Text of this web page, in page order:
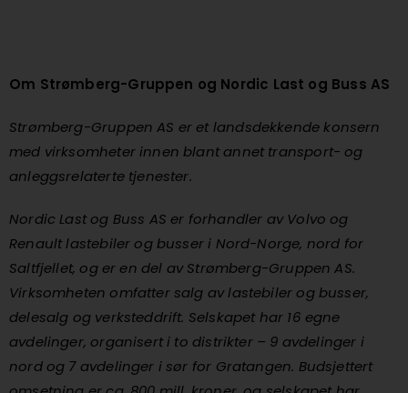
Om Strømberg-Gruppen og Nordic Last og Buss AS
Strømberg-Gruppen AS er et landsdekkende konsern
med virksomheter innen blant annet transport- og
anleggsrelaterte tjenester.
Nordic Last og Buss AS er forhandler av Volvo og
Renault lastebiler og busser i Nord-Norge, nord for
Saltfjellet, og er en del av Strømberg-Gruppen AS.
Virksomheten omfatter salg av lastebiler og busser,
delesalg og verksteddrift. Selskapet har 16 egne
avdelinger, organisert i to distrikter – 9 avdelinger i
nord og 7 avdelinger i sør for Gratangen. Budsjettert